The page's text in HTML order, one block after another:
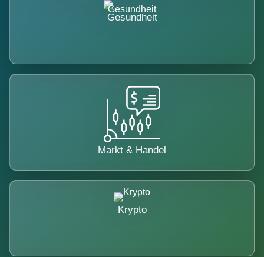
Gesundheit
Markt & Handel
Krypto